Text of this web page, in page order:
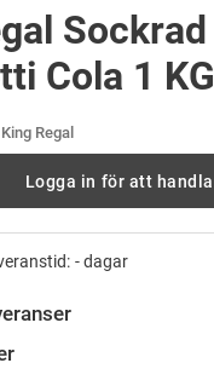
Sockrad
Cola 1 KG
Regal
Logga in för att handla
- dagar